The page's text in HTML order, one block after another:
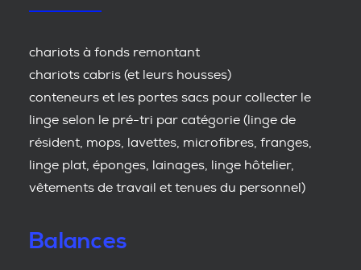
chariots à fonds remontant
chariots cabris (et leurs housses)
conteneurs et les portes sacs pour collecter le
linge selon le pré-tri par catégorie (linge de
résident, mops, lavettes, microfibres, franges,
linge plat, éponges, lainages, linge hôtelier,
vêtements de travail et tenues du personnel)
Balances